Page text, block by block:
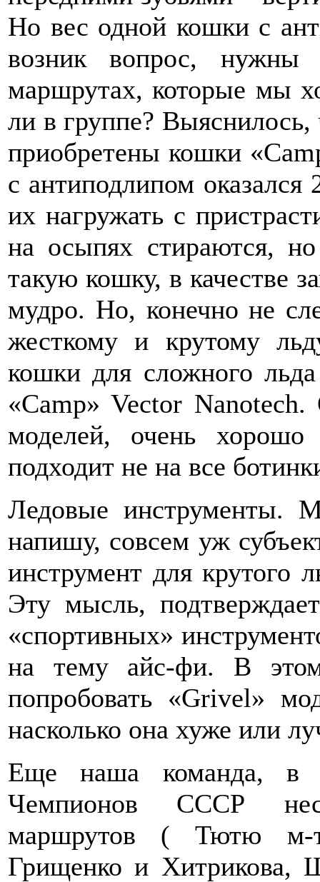
Но вес одной кошки с
возник вопрос,
маршрутах, которые мы
ли в группе?
приобретены кошки
с антиподлипом
их нагружать с
на осыпях стираются,
такую кошку, в качестве
мудро. Но, конечно не
жесткому и крутому
кошки для сложного
«Camp» Vector
моделей, очень хорошо
подходит не на все
Ледовые инструменты.
напишу, совсем уж
инструмент для крутого
Эту мысль,
«спортивных»
на тему айс-фи. В
попробовать «Grivel»
насколько она хуже или
Еще наша команда, в
Чемпионов СССР
маршрутов ( Тютю м-
Грищенко и Хитрикова,